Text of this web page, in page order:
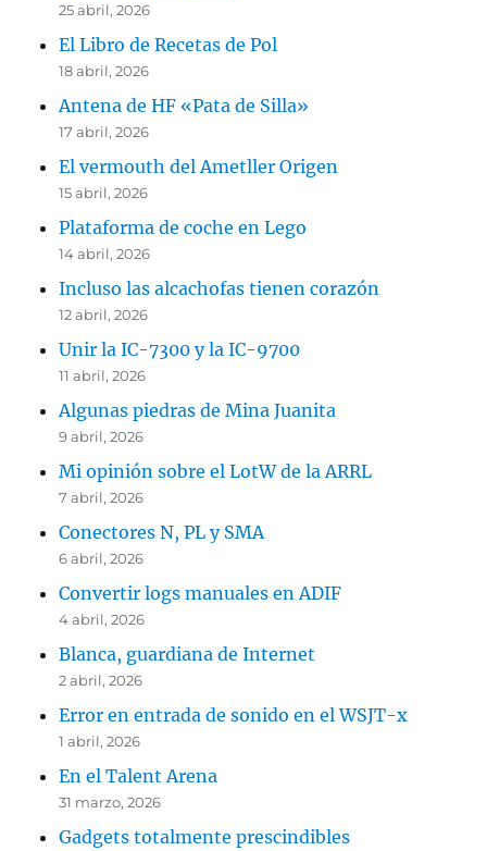
25 abril, 2026
El Libro de Recetas de Pol
18 abril, 2026
Antena de HF «Pata de Silla»
17 abril, 2026
El vermouth del Ametller Origen
15 abril, 2026
Plataforma de coche en Lego
14 abril, 2026
Incluso las alcachofas tienen corazón
12 abril, 2026
Unir la IC-7300 y la IC-9700
11 abril, 2026
Algunas piedras de Mina Juanita
9 abril, 2026
Mi opinión sobre el LotW de la ARRL
7 abril, 2026
Conectores N, PL y SMA
6 abril, 2026
Convertir logs manuales en ADIF
4 abril, 2026
Blanca, guardiana de Internet
2 abril, 2026
Error en entrada de sonido en el WSJT-x
1 abril, 2026
En el Talent Arena
31 marzo, 2026
Gadgets totalmente prescindibles